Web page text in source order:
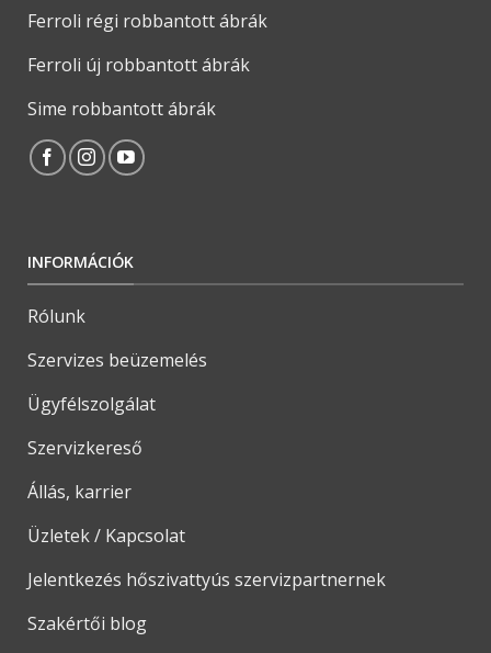
Ferroli régi robbantott ábrák
Ferroli új robbantott ábrák
Sime robbantott ábrák
INFORMÁCIÓK
Rólunk
Szervizes beüzemelés
Ügyfélszolgálat
Szervizkereső
Állás, karrier
Üzletek / Kapcsolat
Jelentkezés hőszivattyús szervizpartnernek
Szakértői blog